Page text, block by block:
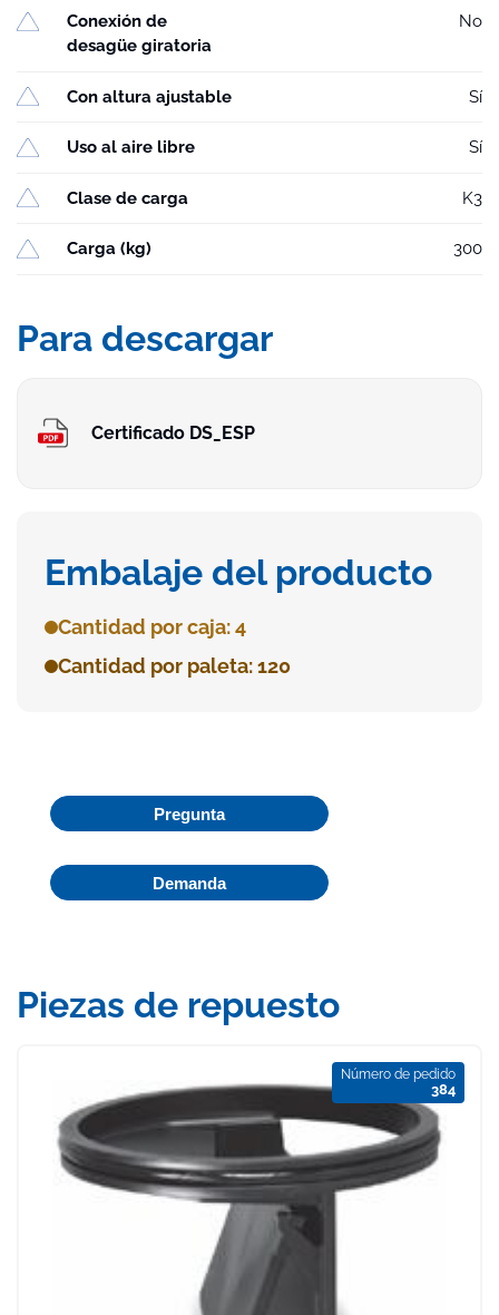
Conexión de
desagüe giratoria
No
Con altura ajustable Sí
Uso al aire libre Sí
Clase de carga K3
Carga (kg) 300
Para descargar
Certificado DS_ESP
Embalaje del producto
Cantidad por caja: 4
Cantidad por paleta: 120
Pregunta
Demanda
Piezas de repuesto
Número de pedido
384